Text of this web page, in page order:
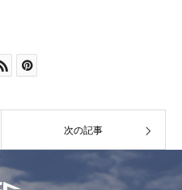
次の記事